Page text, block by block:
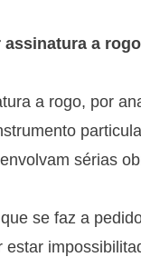
assinatura a rogo
a rogo, por
sérias
se faz a
estar